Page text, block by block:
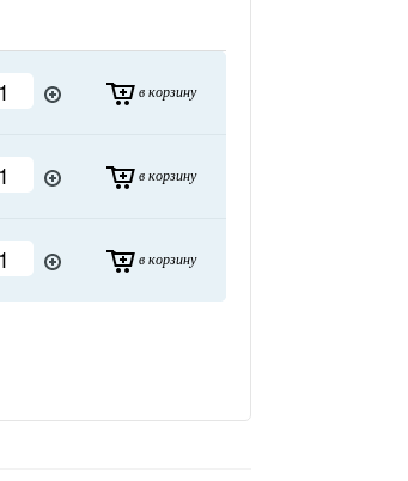
в корзину
в корзину
в корзину